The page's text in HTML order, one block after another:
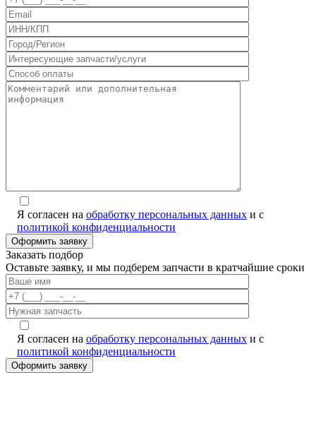
Я согласен на обработку персональных данных и с
политикой конфиденциальности
Заказать подбор
Оставьте заявку, и мы подберем запчасти в кратчайшие сроки
Я согласен на обработку персональных данных и с
политикой конфиденциальности